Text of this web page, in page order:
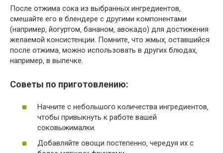
После отжима сока из выбранных ингредиентов‚
смешайте его в блендере с другими компонентами
(например‚ йогуртом‚ бананом‚ авокадо) для достижения
желаемой консистенции. Помните‚ что жмых‚ оставшийся
после отжима‚ можно использовать в других блюдах‚
например‚ в выпечке.
Советы по приготовлению:
Начните с небольшого количества ингредиентов‚
чтобы привыкнуть к работе вашей
соковыжималки.
Добавляйте овощи постепенно‚ чередуя их с